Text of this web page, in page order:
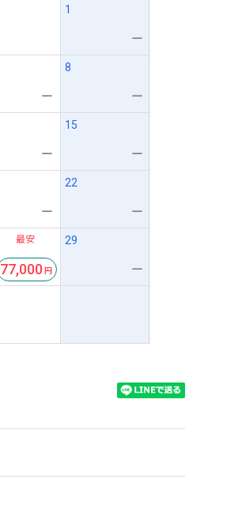
1
ー
ー
8
ー
ー
15
ー
ー
22
ー
最安
77,000
29
ー